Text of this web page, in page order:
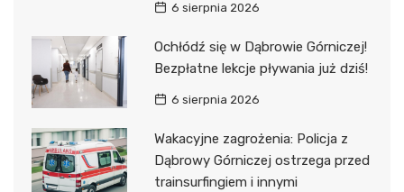
6 sierpnia 2026
Ochłódź się w Dąbrowie Górniczej!
Bezpłatne lekcje pływania już dziś!
6 sierpnia 2026
Wakacyjne zagrożenia: Policja z
Dąbrowy Górniczej ostrzega przed
trainsurfingiem i innymi